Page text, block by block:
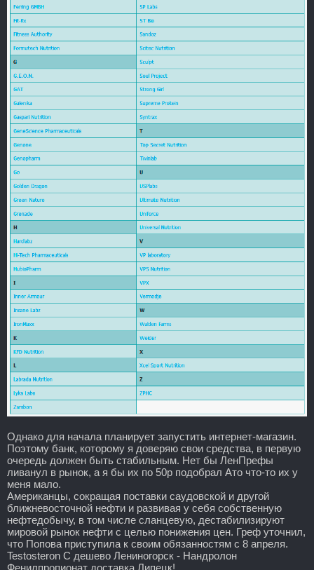
Однако для начала планирует запустить интернет-магазин.
Поэтому банк, которому я доверяю свои средства, в первую
очередь должен быть стабильным. Нет бы ЛенПрефы
ливанул в рынок, а я бы их по 50р подобрал Ато что-то их у
меня мало.
Американцы, сокращая поставки саудовской и другой
ближневосточной нефти и развивая у себя собственную
нефтедобычу, в том числе сланцевую, дестабилизируют
мировой рынок нефти с целью понижения цен. Греф уточнил,
что Попова приступила к своим обязанностям с 8 апреля.
Testosteron C дешево Лениногорск - Нандролон
Фенилпропионат доставка Липецк!